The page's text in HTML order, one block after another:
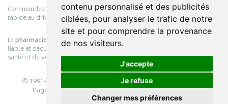
contenu personnalisé et des publicités
ciblées, pour analyser le trafic de notre
site et pour comprendre la provenance
de nos visiteurs.
J'accepte
Je refuse
Changer mes préférences
Commandez simplement vos produits en ligne et choisissez le retrait
rapide au drive ou la livraison à domicile, en toute simplicité.
Lapharmacie Cayeuxs’engage à vous offrir une expérience pratique,
fiable et sécurisée, en officine comme en ligne, au service de votre
santé et de votre bien-être.
© 1991-2026 PHARMACIE CAYEUX– Tous droits réservés –
Page mise à jour le 03/08/2026 –Pharmacie en ligne
Apotekisto